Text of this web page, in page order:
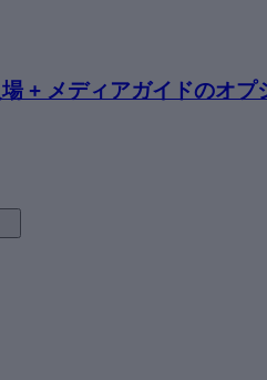
+ メディアガイドのオプ